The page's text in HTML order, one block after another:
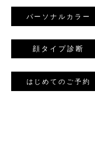
パーソナルカラー
顔タイプ診断
はじめてのご予約